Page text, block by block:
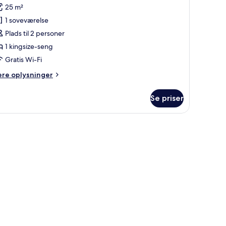
anmeldelser)
25 m²
1 soveværelse
Plads til 2 personer
1 kingsize-seng
Gratis Wi-Fi
oplysninger
Se priser
og et badekar.